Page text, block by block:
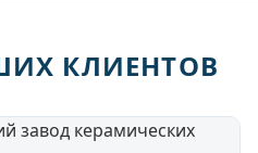
КЛИЕНТОВ